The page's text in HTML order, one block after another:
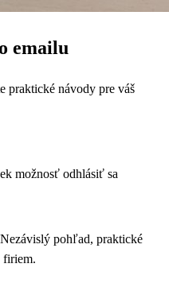
emailu
praktické návody pre váš
možnosť odhlásiť sa
pohľad, praktické
firiem.